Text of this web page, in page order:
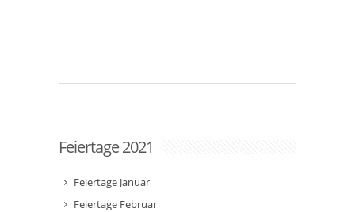
Feiertage 2021
Feiertage Januar
Feiertage Februar